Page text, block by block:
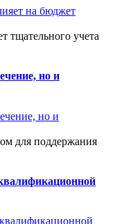
тщательного учета
но и
для поддержания